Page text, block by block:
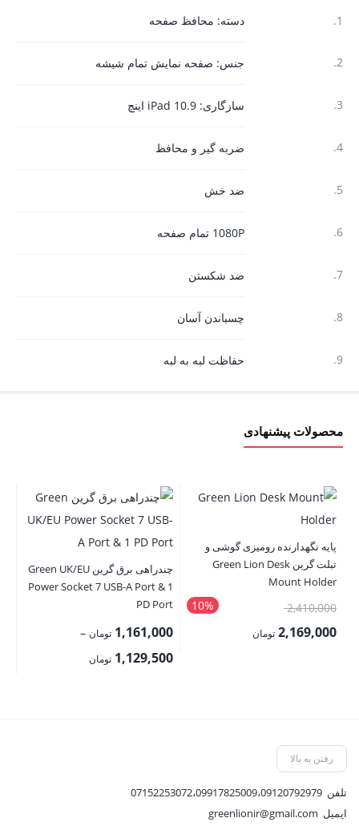
1. دسته: محافظ صفحه
2. جنس: صفحه نمایش تمام شیشه
3. سازگاری: iPad 10.9 اینچ
4. ضربه گیر و محافظ
5. ضد خش
6. 1080P تمام صفحه
7. ضد شکستن
8. چسباندن آسان
9. حفاظت لبه به لبه
محصولات پیشنهادی
پایه نگهدارنده رومیزی گوشی و
تبلت گرین Green Lion Desk
Mount Holder
10% 2,410,000قیمت
اصلی:2,169,000 تومان
چندراهی برق گرین Green UK/EU
Power Socket 7 USB-A Port & 1
PD Port
1,161,000 تومان –
1,129,500 تومان
رفتن به بالا
تلفن 07152253072،09917825009،09120792979
ایمیل greenlionir@gmail.com